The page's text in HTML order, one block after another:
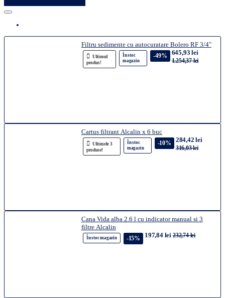
Filtru sedimente cu autocuratare Bolero RF 3/4"
Ultimul
produs!
În stoc
magazin
-49% 645,93 lei
1.254,37 lei
Cartus filtrant Alcalin x 6 buc
Ultimele 3
produse!
În stoc
magazin
-10% 284,42 lei
316,03 lei
Cana Vida alba 2.6 l cu indicator manual si 3
filtre Alcalin
În stoc magazin -15% 197,84 lei 232,74 lei